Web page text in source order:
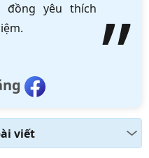
đồng yêu thích
viết